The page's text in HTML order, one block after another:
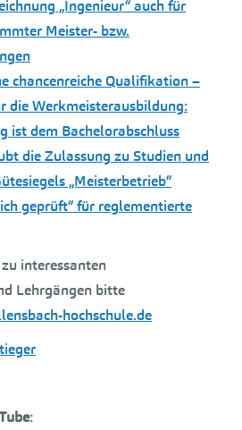
„Ingenieur“ auch für
Meister- bzw.
chancenreiche Qualifikation –
die Werkmeisterausbildung:
ist dem Bachelorabschluss
die Zulassung zu Studien und
„Meisterbetrieb“
geprüft“ für reglementierte
interessanten
Lehrgängen bitte
hochschule.de
: